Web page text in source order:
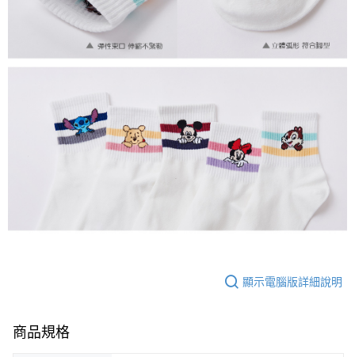
顯示電腦版詳細說明
商品規格